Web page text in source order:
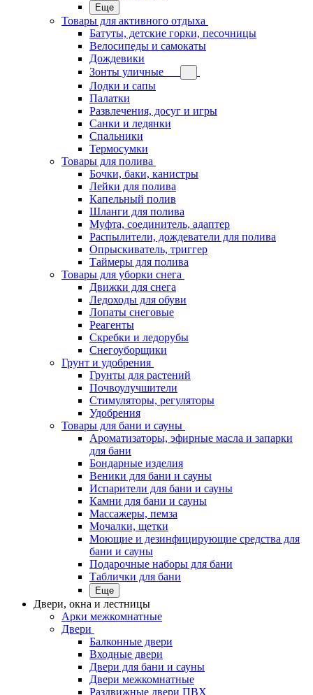
Еще
Товары для активного отдыха
Батуты, детские горки, песочницы
Велосипеды и самокаты
Дождевики
Зонты уличные
Лодки и сапы
Палатки
Развлечения, досуг и игры
Санки и ледянки
Спальники
Термосумки
Товары для полива
Бочки, баки, канистры
Лейки для полива
Капельный полив
Шланги для полива
Муфта, соединитель, адаптер
Распылители, дождеватели для полива
Опрыскиватель, триггер
Таймеры для полива
Товары для уборки снега
Движки для снега
Ледоходы для обуви
Лопаты снеговые
Реагенты
Скребки и ледорубы
Снегоуборщики
Грунт и удобрения
Грунты для растений
Почвоулучшители
Стимуляторы, регуляторы
Удобрения
Товары для бани и сауны
Ароматизаторы, эфирные масла и запарки
для бани
Бондарные изделия
Веники для бани и сауны
Испарители для бани и сауны
Камни для бани и сауны
Массажеры, пемза
Мочалки, щетки
Моющие и дезинфицирующие средства для
бани и сауны
Подарочные наборы для бани
Таблички для бани
Еще
Двери, окна и лестницы
Арки межкомнатные
Двери
Балконные двери
Входные двери
Двери для бани и сауны
Двери межкомнатные
Раздвижные двери ПВХ